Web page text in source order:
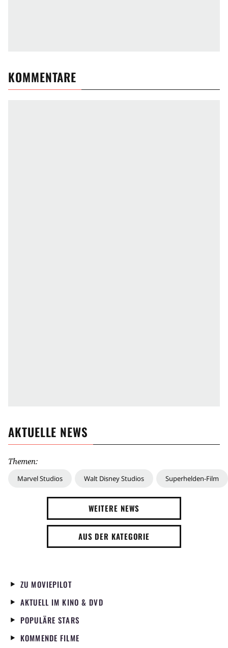
KOMMENTARE
AKTUELLE NEWS
Themen:
Marvel Studios Walt Disney Studios Superhelden-Film
WEITERE NEWS
AUS DER KATEGORIE
ZU MOVIEPILOT
AKTUELL IM KINO & DVD
POPULÄRE STARS
KOMMENDE FILME